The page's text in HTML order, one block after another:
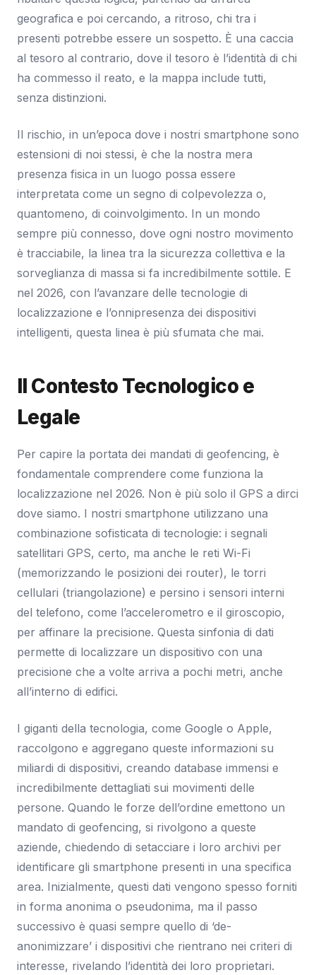
geografica e poi cercando, a ritroso, chi tra i
presenti potrebbe essere un sospetto. È una caccia
al tesoro al contrario, dove il tesoro è l’identità di chi
ha commesso il reato, e la mappa include tutti,
senza distinzioni.
Il rischio, in un’epoca dove i nostri smartphone sono
estensioni di noi stessi, è che la nostra mera
presenza fisica in un luogo possa essere
interpretata come un segno di colpevolezza o,
quantomeno, di coinvolgimento. In un mondo
sempre più connesso, dove ogni nostro movimento
è tracciabile, la linea tra la sicurezza collettiva e la
sorveglianza di massa si fa incredibilmente sottile. E
nel 2026, con l’avanzare delle tecnologie di
localizzazione e l’onnipresenza dei dispositivi
intelligenti, questa linea è più sfumata che mai.
Il Contesto Tecnologico e
Legale
Per capire la portata dei mandati di geofencing, è
fondamentale comprendere come funziona la
localizzazione nel 2026. Non è più solo il GPS a dirci
dove siamo. I nostri smartphone utilizzano una
combinazione sofisticata di tecnologie: i segnali
satellitari GPS, certo, ma anche le reti Wi-Fi
(memorizzando le posizioni dei router), le torri
cellulari (triangolazione) e persino i sensori interni
del telefono, come l’accelerometro e il giroscopio,
per affinare la precisione. Questa sinfonia di dati
permette di localizzare un dispositivo con una
precisione che a volte arriva a pochi metri, anche
all’interno di edifici.
I giganti della tecnologia, come Google o Apple,
raccolgono e aggregano queste informazioni su
miliardi di dispositivi, creando database immensi e
incredibilmente dettagliati sui movimenti delle
persone. Quando le forze dell’ordine emettono un
mandato di geofencing, si rivolgono a queste
aziende, chiedendo di setacciare i loro archivi per
identificare gli smartphone presenti in una specifica
area. Inizialmente, questi dati vengono spesso forniti
in forma anonima o pseudonima, ma il passo
successivo è quasi sempre quello di ‘de-
anonimizzare’ i dispositivi che rientrano nei criteri di
interesse, rivelando l’identità dei loro proprietari.